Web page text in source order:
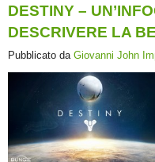
DESTINY –
DESCRIVERE LA
Pubblicato da Giovanni John